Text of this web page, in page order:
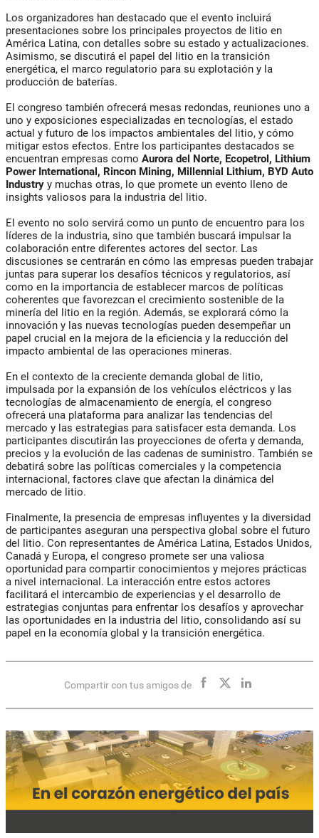
Los organizadores han destacado que el evento incluirá
presentaciones sobre los principales proyectos de litio en
América Latina, con detalles sobre su estado y actualizaciones.
Asimismo, se discutirá el papel del litio en la transición
energética, el marco regulatorio para su explotación y la
producción de baterías.
El congreso también ofrecerá mesas redondas, reuniones uno a
uno y exposiciones especializadas en tecnologías, el estado
actual y futuro de los impactos ambientales del litio, y cómo
mitigar estos efectos. Entre los participantes destacados se
encuentran empresas como Aurora del Norte, Ecopetrol, Lithium
Power International, Rincon Mining, Millennial Lithium, BYD Auto
Industry y muchas otras, lo que promete un evento lleno de
insights valiosos para la industria del litio.
El evento no solo servirá como un punto de encuentro para los
líderes de la industria, sino que también buscará impulsar la
colaboración entre diferentes actores del sector. Las
discusiones se centrarán en cómo las empresas pueden trabajar
juntas para superar los desafíos técnicos y regulatorios, así
como en la importancia de establecer marcos de políticas
coherentes que favorezcan el crecimiento sostenible de la
minería del litio en la región. Además, se explorará cómo la
innovación y las nuevas tecnologías pueden desempeñar un
papel crucial en la mejora de la eficiencia y la reducción del
impacto ambiental de las operaciones mineras.
En el contexto de la creciente demanda global de litio,
impulsada por la expansión de los vehículos eléctricos y las
tecnologías de almacenamiento de energía, el congreso
ofrecerá una plataforma para analizar las tendencias del
mercado y las estrategias para satisfacer esta demanda. Los
participantes discutirán las proyecciones de oferta y demanda,
precios y la evolución de las cadenas de suministro. También se
debatirá sobre las políticas comerciales y la competencia
internacional, factores clave que afectan la dinámica del
mercado de litio.
Finalmente, la presencia de empresas influyentes y la diversidad
de participantes aseguran una perspectiva global sobre el futuro
del litio. Con representantes de América Latina, Estados Unidos,
Canadá y Europa, el congreso promete ser una valiosa
oportunidad para compartir conocimientos y mejores prácticas
a nivel internacional. La interacción entre estos actores
facilitará el intercambio de experiencias y el desarrollo de
estrategias conjuntas para enfrentar los desafíos y aprovechar
las oportunidades en la industria del litio, consolidando así su
papel en la economía global y la transición energética.
Compartir con tus amigos de